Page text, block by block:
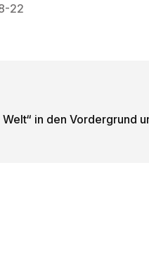
22
in den Vordergrund